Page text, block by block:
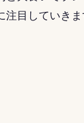
目していきま